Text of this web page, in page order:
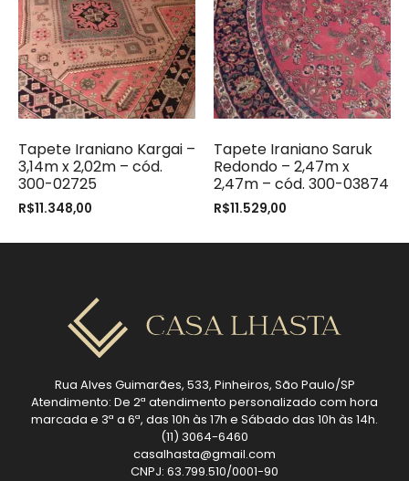
Tapete Iraniano Kargai –
3,14m x 2,02m – cód.
300-02725
R$11.348,00
Tapete Iraniano Saruk
Redondo – 2,47m x
2,47m – cód. 300-03874
R$11.529,00
Rua Alves Guimarães, 533, Pinheiros, São Paulo/SP
Atendimento: De 2ª atendimento personalizado com hora
marcada e 3ª a 6ª, das 10h às 17h e Sábado das 10h às 14h.
(11) 3064-6460
casalhasta@gmail.com
CNPJ: 63.799.510/0001-90